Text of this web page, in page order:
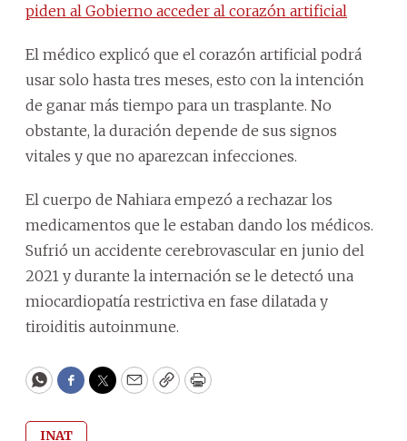
piden al Gobierno acceder al corazón artificial
El médico explicó que el corazón artificial podrá
usar solo hasta tres meses, esto con la intención
de ganar más tiempo para un trasplante. No
obstante, la duración depende de sus signos
vitales y que no aparezcan infecciones.
El cuerpo de Nahiara empezó a rechazar los
medicamentos que le estaban dando los médicos.
Sufrió un accidente cerebrovascular en junio del
2021 y durante la internación se le detectó una
miocardiopatía restrictiva en fase dilatada y
tiroiditis autoinmune.
WhatsApp
Facebook
Twitter
EmailCopyPrint
INAT